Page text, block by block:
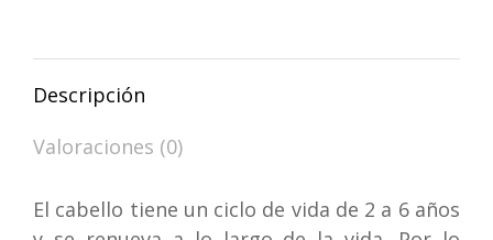
WhatsAppFacebook
X
Pinterest
Descripción
Valoraciones (0)
El cabello tiene un ciclo de vida de 2 a 6 años